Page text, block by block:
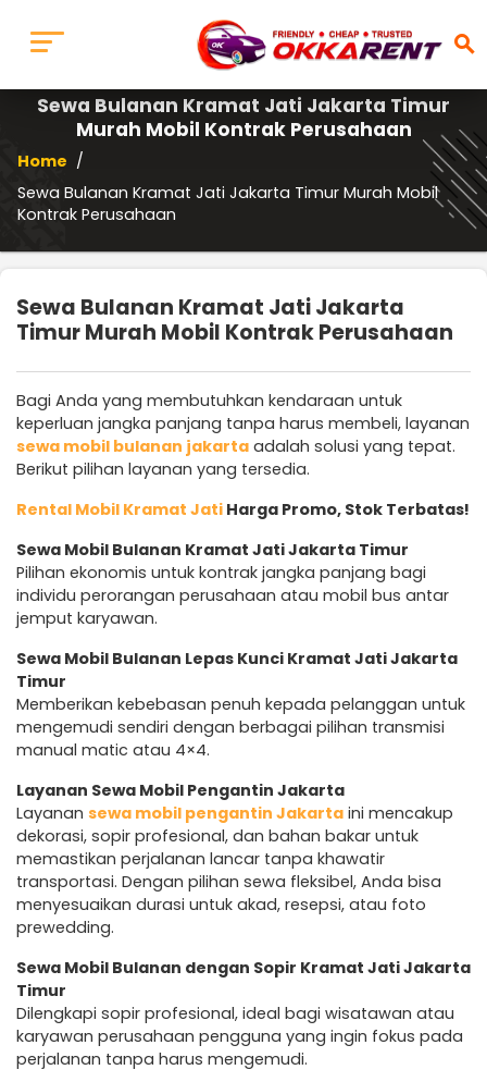
search
Sewa Bulanan Kramat Jati Jakarta Timur
Murah Mobil Kontrak Perusahaan
Home /
Sewa Bulanan Kramat Jati Jakarta Timur Murah Mobil
Kontrak Perusahaan
Sewa Bulanan Kramat Jati Jakarta
Timur Murah Mobil Kontrak Perusahaan
Bagi Anda yang membutuhkan kendaraan untuk
keperluan jangka panjang tanpa harus membeli, layanan
sewa mobil bulanan jakarta adalah solusi yang tepat.
Berikut pilihan layanan yang tersedia.
Rental Mobil Kramat Jati Harga Promo, Stok Terbatas!
Sewa Mobil Bulanan Kramat Jati Jakarta Timur
Pilihan ekonomis untuk kontrak jangka panjang bagi
individu perorangan perusahaan atau mobil bus antar
jemput karyawan.
Sewa Mobil Bulanan Lepas Kunci Kramat Jati Jakarta
Timur
Memberikan kebebasan penuh kepada pelanggan untuk
mengemudi sendiri dengan berbagai pilihan transmisi
manual matic atau 4×4.
Layanan Sewa Mobil Pengantin Jakarta
Layanan sewa mobil pengantin Jakarta ini mencakup
dekorasi, sopir profesional, dan bahan bakar untuk
memastikan perjalanan lancar tanpa khawatir
transportasi. Dengan pilihan sewa fleksibel, Anda bisa
menyesuaikan durasi untuk akad, resepsi, atau foto
prewedding.
Sewa Mobil Bulanan dengan Sopir Kramat Jati Jakarta
Timur
Dilengkapi sopir profesional, ideal bagi wisatawan atau
karyawan perusahaan pengguna yang ingin fokus pada
perjalanan tanpa harus mengemudi.